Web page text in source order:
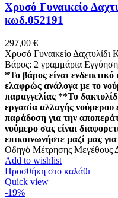
Χρυσό Γυναικείο
κωδ.052191
297,00 €
Χρυσό Γυναικείο
Βάρος: 2 γραμμάρια
*Το βάρος είναι ενδεικτικό
ελαφρώς ανάλογα με το
παραγγελίας **Το
εργασία αλλαγής νούμερου
παράδοση για την
νούμερο σας είναι
επικοινωνήστε μαζί μας
Οδηγό Μέτρησης Μεγέθους
Add to wishlist
Προσθήκη στο καλάθι
Quick view
-19%